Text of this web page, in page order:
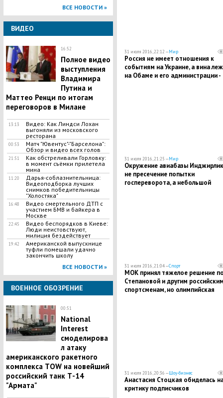
ВСЕ НОВОСТИ »
ВИДЕО
16:52
Полное видео
выступления
Владимира
Путина и
Маттео Ренци по итогам
переговоров в Милане
13:13
Видео: Как Линдси Лохан
выгоняли из московского
ресторана
00:53
Матч "Ювентус"-"Барселона":
Обзор и видео всех голов
21:51
Как обстреливали Горловку:
в момент съёмки прилетела
мина
11:20
Дарья-соблазнительница:
Видеоподборка лучших
снимков победительницы
"Холостяка"
16:48
Видео смертельного ДТП с
участием БМВ и байкера в
Москве
22:45
Видео беспорядков в Киеве:
Люди неистовствуют,
милиция бездействует
19:42
Американской выпускнице
туфли помешали удачно
закончить школу
ВСЕ НОВОСТИ »
ВОЕННОЕ ОБОЗРЕНИЕ
00:51
National
Interest
смоделирова
л атаку
американского ракетного
комплекса ТOW на новейший
российский танк Т-14
"Армата"
31 июля 2016, 22:12 —Мир
Россия не имеет отношения к
событиям на Украине, а вина
на Обаме и его администрации -
31 июля 2016, 21:25 —Мир
Окружение авиабазы
не пресечение попытки
госпереворота, а небольшой
31 июля 2016, 21:04 —Спорт
МОК принял тяжелое решение
Степановой и другим
спортсменам, но олимпийская
31 июля 2016, 20:36 —Шоу-бизнес
Анастасия Стоцкая обиделась
критику подписчиков